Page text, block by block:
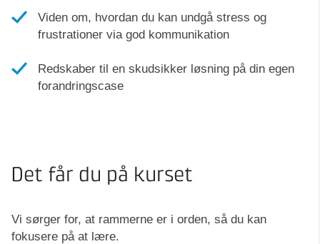
Viden om, hvordan du kan undgå stress og
frustrationer via god kommunikation
Redskaber til en skudsikker løsning på din egen
forandringscase
Det får du på kurset
Vi sørger for, at rammerne er i orden, så du kan
fokusere på at lære.